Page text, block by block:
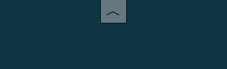
︿